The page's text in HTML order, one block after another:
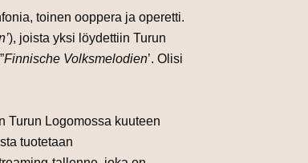
toinen ooppera ja operetti.
), joista yksi löydettiin Turun
Finnische Volksmelodien’. Olisi
Turun Logomossa kuuteen
tuotetaan